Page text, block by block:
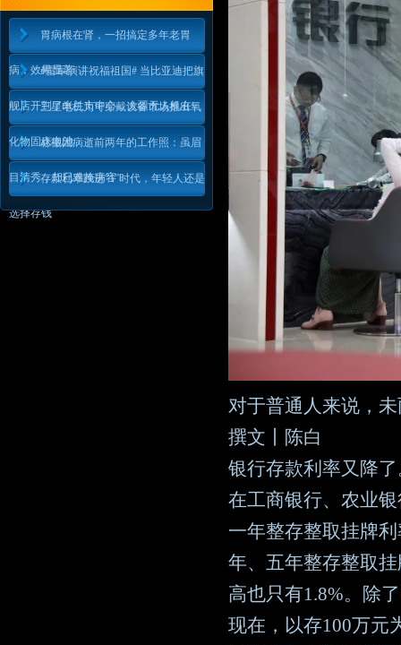
胃病根在肾，一招搞定多年老胃
病，效果显著#雷军演讲祝福祖国# 当比亚迪把旗
舰店开到了米兰市中心，大疆无人机在
三星电机为可穿戴设备市场推出氧
化物固态电池林徽因病逝前两年的工作照：虽眉
目清秀，却已难掩病容
存款利率跌进“1”时代，年轻人还是
选择存钱
对于普通人来说，
撰文丨陈白
银行存款利率又降
在工商银行、农业
一年整存整取挂牌
年、五年整存整取
高也只有1.8%。除
现在，以存100万元